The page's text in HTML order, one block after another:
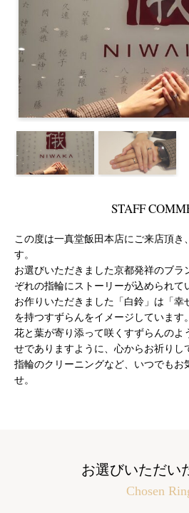
STAFF
この度は一真堂飯田本店にご来店頂き
す。
お選びいただきました京都発祥のブ
ぞれの指輪にストーリーが込められて
お作りいただきました「白鈴」は「
を持つすずらんをイメージしています。
花と葉が寄り添って咲くすずらんの
せでありますように、心からお祈りし
指輪のクリーニングなど、いつでもお
せ。
お選びいただい
Chosen